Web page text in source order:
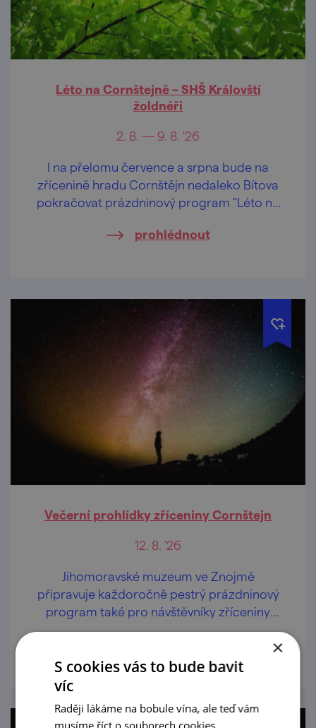
Léto na Cornštejně – SHŠ Královští
žoldnéři
2. 8. — 9. 8. '26
I na přelomu července a srpna bude na
zřícenině hradu Cornštějn nedaleko Bítova
pokračovat prázdninový program "Léto na
prohlédnout
Večerní prohlídky zříceniny Cornštejn
12. 8. '26
Jihomoravské muzeum ve Znojmě
připravuje každoročně pestrý prázdninový
program také pro návštěvníky zříceniny
hradu Cornštejn nedaleko obce Bítov.
×
S cookies vás to bude bavit
víc
Raději lákáme na bobule vína, ale teď vám
musíme říct o souborech cookies.